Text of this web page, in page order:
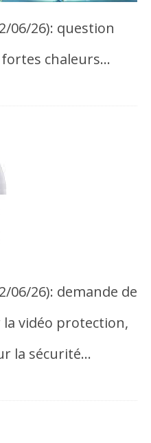
06/26): question
chaleurs…
06/26): demande de
vidéo protection,
la sécurité…